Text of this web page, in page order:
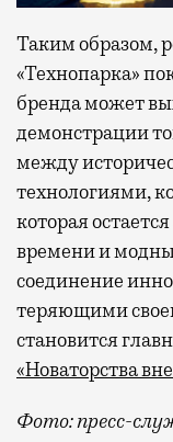
Таким образом,
«Технопарка»
бренда может
демонстрации
между
технологиями,
которая
времени и
соединение
теряющими
становится
«Новаторства
Фото: пресс-